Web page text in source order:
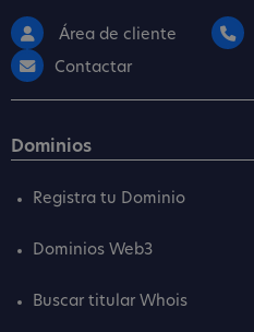
Área de cliente
Contactar
Dominios
Registra tu Dominio
Dominios Web3
Buscar titular Whois